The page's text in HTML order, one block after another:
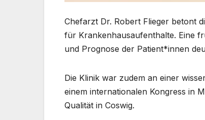
Chefarzt Dr. Robert Flieger betont
für Krankenhausaufenthalte. Eine
und Prognose der Patient*innen
Die Klinik war zudem an einer
einem internationalen Kongress in
Qualität in Coswig.